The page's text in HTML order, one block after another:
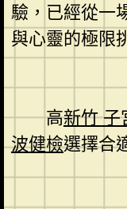
驗，已經從一
與心靈的極限
高新竹 子
波健檢選擇合